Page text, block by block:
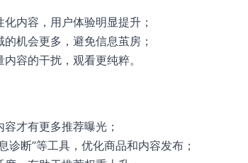
内容，用户体验明显提升；
机会更多，避免信息茧房；
容的干扰，观看更纯粹。
才有更多推荐曝光；
诊断”等工具，优化商品和内容发布；